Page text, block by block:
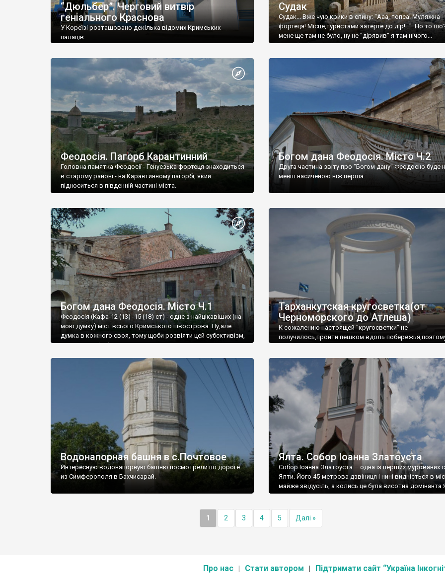
“Дюльбер”. Черговий витвір
геніального Краснова
У Кореїзі розташовано декілька відомих Кримських
палаців.
Судак
Судак... Вже чую крики в спину: "Ааа, попса! Муляжна
фортеця! Місце,туристами затерте до дір!..." Но то
мене ще там не було, ну не "дірявив" я там нічого...
принаймні до цього літа.
Феодосія. Пагорб Карантинний
Головна памятка Феодосії - Генуезька фортеця знаходиться
в старому районі - на Карантинному пагорбі, який
підноситься в південній частині міста.
Богом дана Феодосія. Місто Ч.2
Друга частина звіту про "Богом дану" Феодосію буде
менш насиченою ніж перша.
Богом дана Феодосія. Місто Ч.1
Феодосія (Кафа-12 (13) -15 (18) ст) - одне з найцікавіших (на
мою думку) міст всього Кримського півострова .Ну,але
думка в кожного своя, тому щоби розвіяти цей субєктивізм,
запрошую відвідати це
Тарханкутская кругосветка(от
Черноморского до Атлеша)
К сожалению настоящей "кругосветки" не
получилось,пройти пешком вдоль
Водонапорная башня в с.Почтовое
Интересную водонапорную башню посмотрели по дороге
из Симферополя в Бахчисарай.
Ялта. Собор Іоанна Златоуста
Собор Іоанна Златоуста – одна із перших мурованих
Ялти. Його 45-метрова дзвіниця і нині видніється в
майже звідусіль, а колись це була висотна домінанта
1 2 3 4 5 Далі »
Про нас Стати автором Підтримати сайт “Україна